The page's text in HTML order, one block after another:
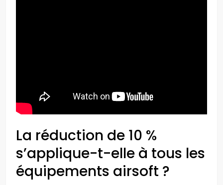
La réduction de 10 %
s’applique-t-elle à tous les
équipements airsoft ?